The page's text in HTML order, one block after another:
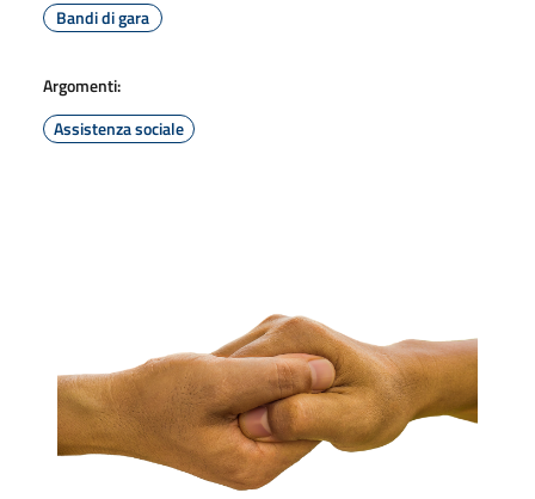
Bandi di gara
Argomenti:
Assistenza sociale